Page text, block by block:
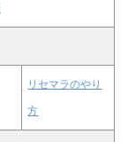
リセマラのやり
方